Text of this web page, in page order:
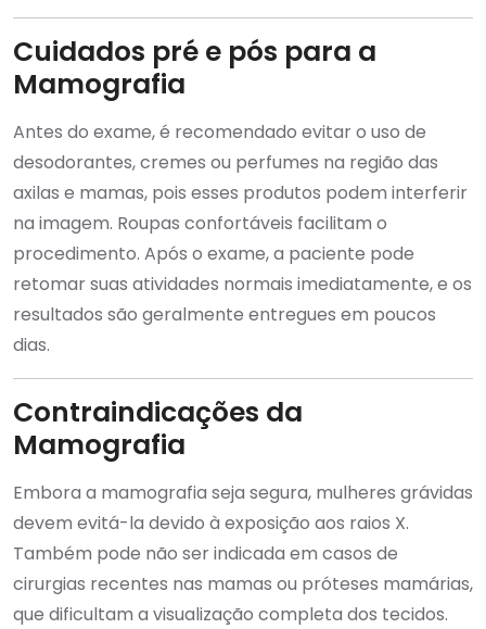
Cuidados pré e pós para a
Mamografia
Antes do exame, é recomendado evitar o uso de
desodorantes, cremes ou perfumes na região das
axilas e mamas, pois esses produtos podem interferir
na imagem. Roupas confortáveis facilitam o
procedimento. Após o exame, a paciente pode
retomar suas atividades normais imediatamente, e os
resultados são geralmente entregues em poucos
dias.
Contraindicações da
Mamografia
Embora a mamografia seja segura, mulheres grávidas
devem evitá-la devido à exposição aos raios X.
Também pode não ser indicada em casos de
cirurgias recentes nas mamas ou próteses mamárias,
que dificultam a visualização completa dos tecidos.